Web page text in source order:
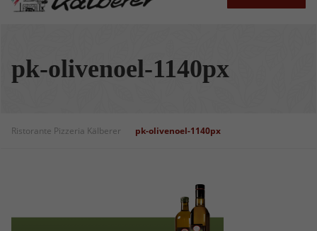
pk-olivenoel-1140px
Ristorante Pizzeria Kälberer pk-olivenoel-1140px